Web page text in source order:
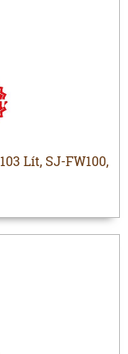
Lít, SJ-FW100,